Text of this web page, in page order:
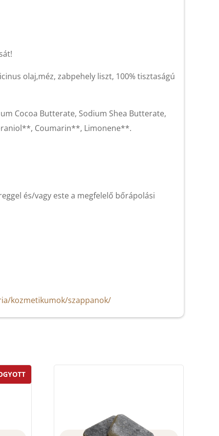
olaj,méz, zabpehely liszt, 100% tisztaságú
Cocoa Butterate, Sodium Shea Butterate,
Coumarin**, Limonene**.
és/vagy este a megfelelő bőrápolási
kozmetikumok/szappanok/